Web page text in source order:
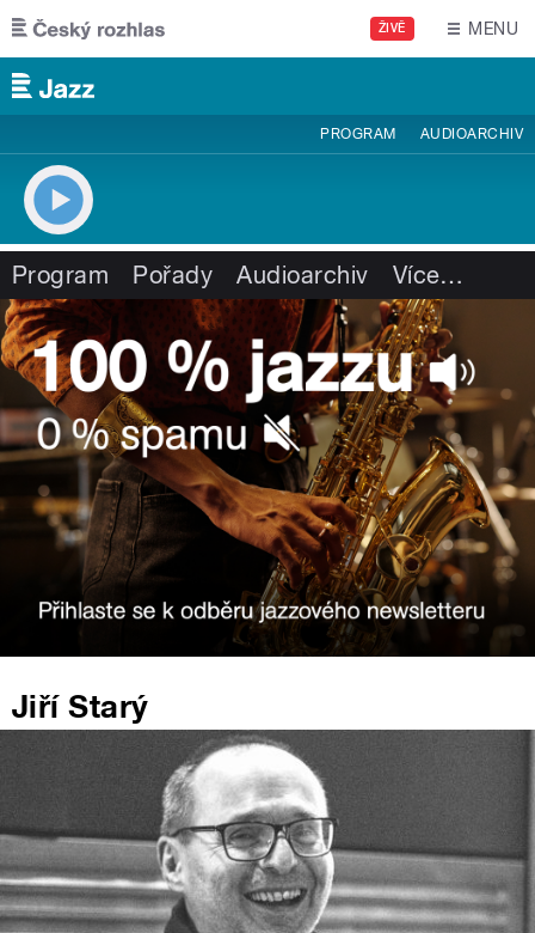
Přejít k hlavnímu obsahu
ŽIVĚ MENU
PROGRAM AUDIOARCHIV
Program Pořady Audioarchiv Více…
Jiří Starý